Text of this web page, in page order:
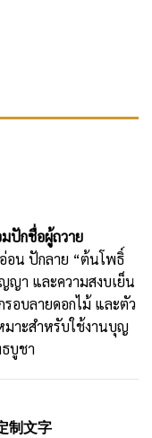
ปักชื่อผู้ถวาย
อน ปักลาย “ต้นโพธิ์
ญา และความสงบเย็น
รอบลายดอกไม้ และตัว
าะสำหรับใช้งานบุญ
บูชา
制文字